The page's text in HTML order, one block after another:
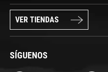
VER TIENDAS
SÍGUENOS